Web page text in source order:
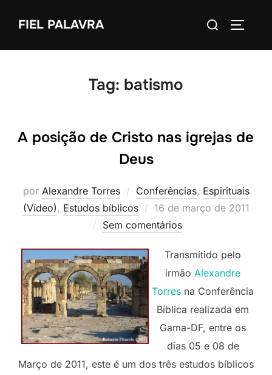
FIEL PALAVRA
Pesquisar
Tag: batismo
A posição de Cristo nas igrejas de
Deus
por Alexandre Torres Conferências, Espirituais
(Vídeo), Estudos bíblicos
Postado
em
16 de março de 2011
Sem comentários
Transmitido pelo
irmão Alexandre
Torres na Conferência
Bíblica realizada em
Gama-DF, entre os
dias 05 e 08 de
Março de 2011, este é um dos três estudos bíblicos